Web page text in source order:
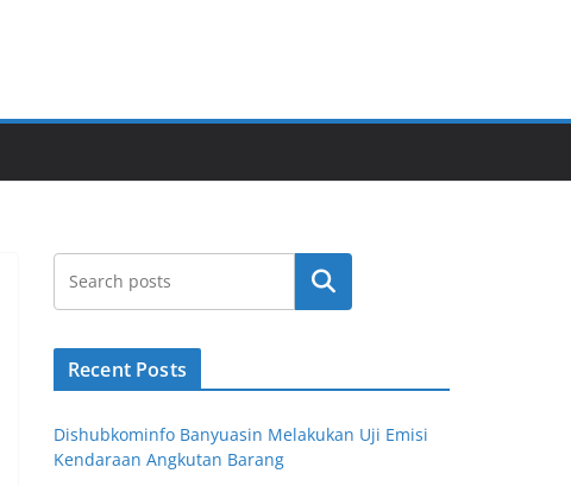
Cari
Recent Posts
Dishubkominfo Banyuasin Melakukan Uji Emisi
Kendaraan Angkutan Barang